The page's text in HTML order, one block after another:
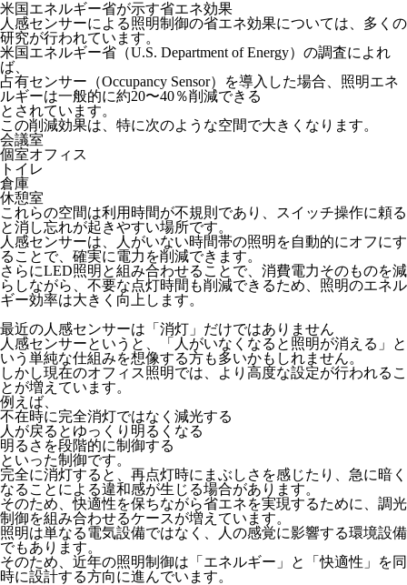
米国エネルギー省が示す省エネ効果
人感センサーによる照明制御の省エネ効果については、多くの
研究が行われています。
米国エネルギー省（U.S. Department of Energy）の調査によれ
ば、
占有センサー（Occupancy Sensor）を導入した場合、 照明エネ
ルギーは一般的に約20〜40％削減できる
とされています。
この削減効果は、特に次のような空間で大きくなります。
会議室
個室オフィス
トイレ
倉庫
休憩室
これらの空間は利用時間が不規則 であり、スイッチ操作に頼る
と消し忘れが起きやすい場所です。
人感センサーは、人がいない時間帯の照明を自動的にオフにす
ることで、確実に電力を削減できます。
さらにLED照明と組み合わせることで、消費電力そのものを減
らしながら、不要な点灯時間も削減できるため、照明のエネル
ギー効率は大きく向上します。
最近の人感センサーは「消灯」だけではありません
人感センサーというと、「人がいなくなると照明が消える」と
いう単純な仕組みを想像する方も多いかもしれません。
しかし現在のオフィス照明では、より高度な設定が行われるこ
とが増えています。
例えば、
不在時に完全消灯ではなく減光する
人が戻ると ゆっくり明るく なる
明るさを段階的に制御する
といった制御です。
完全に消灯すると、再点灯時にまぶしさを感じたり、急に暗く
なることによる違和感が生じる場合があります。
そのため、快適性を保ちながら省エネを実現するために、調光
制御を組み合わせるケースが増えています。
照明は単なる電気設備ではなく、人の感覚に影響する環境設備
でもあります。
そのため、近年の照明制御は 「エネルギー」と「快適性」を同
時に設計する方向に進んでいます。